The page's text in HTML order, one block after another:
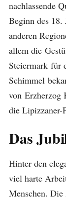
nachlassende
Beginn des 18.
anderen
allem die
Steiermark für
Schimmel
von Erzherzog
die Lipizzaner-
Das
Hinter den
viel harte
Menschen. Die